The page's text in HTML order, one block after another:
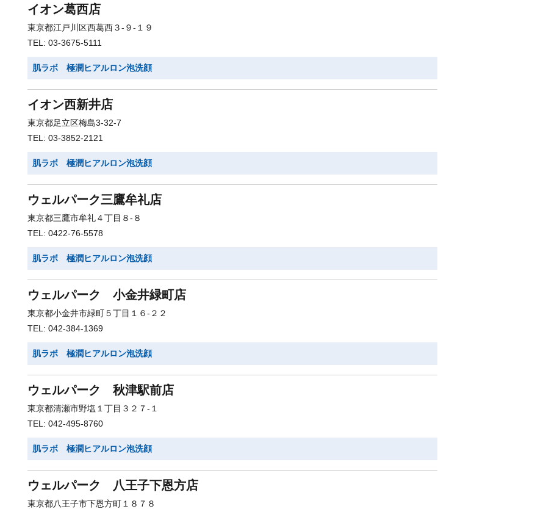
イオン葛西店
東京都江戸川区西葛西３-９-１９
TEL: 03-3675-5111
肌ラボ 極潤ヒアルロン泡洗顔
イオン西新井店
東京都足立区梅島3-32-7
TEL: 03-3852-2121
肌ラボ 極潤ヒアルロン泡洗顔
ウェルパーク三鷹牟礼店
東京都三鷹市牟礼４丁目８-８
TEL: 0422-76-5578
肌ラボ 極潤ヒアルロン泡洗顔
ウェルパーク 小金井緑町店
東京都小金井市緑町５丁目１６-２２
TEL: 042-384-1369
肌ラボ 極潤ヒアルロン泡洗顔
ウェルパーク 秋津駅前店
東京都清瀬市野塩１丁目３２７-１
TEL: 042-495-8760
肌ラボ 極潤ヒアルロン泡洗顔
ウェルパーク 八王子下恩方店
東京都八王子市下恩方町１８７８